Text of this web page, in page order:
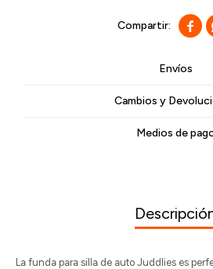

Envíos
Cambios y
Medios de
La funda para silla de auto Juddlies es